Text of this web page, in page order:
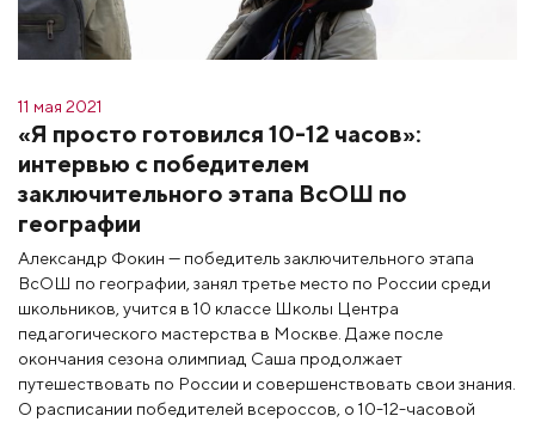
11 мая 2021
«Я просто готовился 10-12 часов»:
интервью с победителем
заключительного этапа ВсОШ по
географии
Александр Фокин — победитель заключительного этапа
ВсОШ по географии, занял третье место по России среди
школьников, учится в 10 классе Школы Центра
педагогического мастерства в Москве. Даже после
окончания сезона олимпиад Саша продолжает
путешествовать по России и совершенствовать свои знания.
О расписании победителей всероссов, о 10-12-часовой